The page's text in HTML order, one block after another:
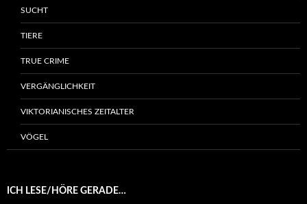
SUCHT
TIERE
TRUE CRIME
VERGÄNGLICHKEIT
VIKTORIANISCHES ZEITALTER
VÖGEL
ICH LESE/HÖRE GERADE…